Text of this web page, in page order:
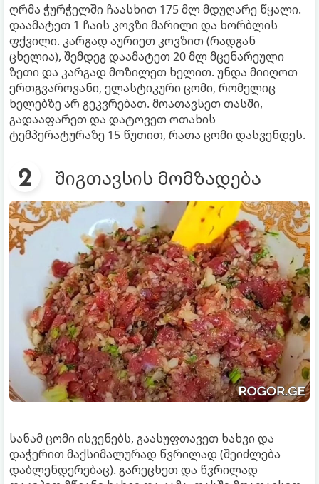
ღრმა ჭურჭელში ჩაასხით 175 მლ მდუღარე წყალი.
დაამატეთ 1 ჩაის კოვზი მარილი და ხორბლის
ფქვილი. კარგად აურიეთ კოვზით (რადგან
ცხელია), შემდეგ დაამატეთ 20 მლ მცენარეული
ზეთი და კარგად მოზილეთ ხელით. უნდა მიიღოთ
ერთგვაროვანი, ელასტიკური ცომი, რომელიც
ხელებზე არ გეკვრებათ. მოათავსეთ თასში,
გადააფარეთ და დატოვეთ ოთახის
ტემპერატურაზე 15 წუთით, რათა ცომი დასვენდეს.
შიგთავსის მომზადება
სანამ ცომი ისვენებს, გაასუფთავეთ ხახვი და
დაჭერით მაქსიმალურად წვრილად (შეიძლება
დაბლენდერებაც). გარეცხეთ და წვრილად